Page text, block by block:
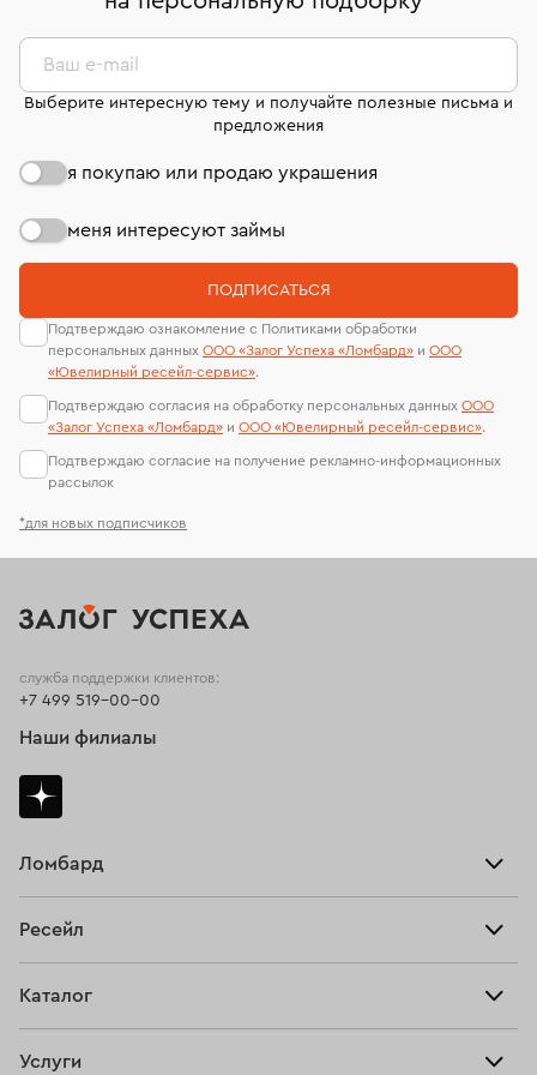
Система быстрых платежей (по QR-коду)
В кредит от Т-Банка (до 50 000 руб., на 3–6 мес.)
сертификаты МГУ и других геммологических
лабораторий
*для новых подписчиков
Ваш e-mail
Выберите интересную тему и получайте полезные письма и
предложения
я покупаю или продаю украшения
меня интересуют займы
ПОДПИСАТЬСЯ
Подтверждаю ознакомление с Политиками обработки
персональных данных ООО «Залог Успеха «Ломбард» и ООО
«Ювелирный ресейл-сервиc».
Подтверждаю согласия на обработку персональных данных ООО
«Залог Успеха «Ломбард» и ООО «Ювелирный ресейл-сервиc».
Подтверждаю согласие на получение рекламно-информационных
рассылок
Ломбард
Тарифы
Ресейл
Купить
Каталог
Услуги
служба поддержки клиентов:
+7 499 519-00-00
Наши филиалы